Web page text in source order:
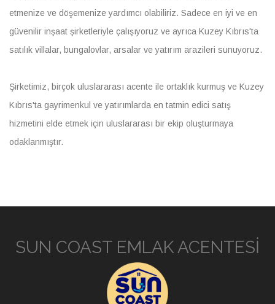
etmenize ve döşemenize yardımcı olabiliriz. Sadece en iyi ve en
güvenilir inşaat şirketleriyle çalışıyoruz ve ayrıca Kuzey Kıbrıs'ta
satılık villalar, bungalovlar, arsalar ve yatırım arazileri sunuyoruz.
Şirketimiz, birçok uluslararası acente ile ortaklık kurmuş ve Kuzey
Kıbrıs'ta gayrimenkul ve yatırımlarda en tatmin edici satış
hizmetini elde etmek için uluslararası bir ekip oluşturmaya
odaklanmıştır.
SUN COAST EMLAK ACENTESİ